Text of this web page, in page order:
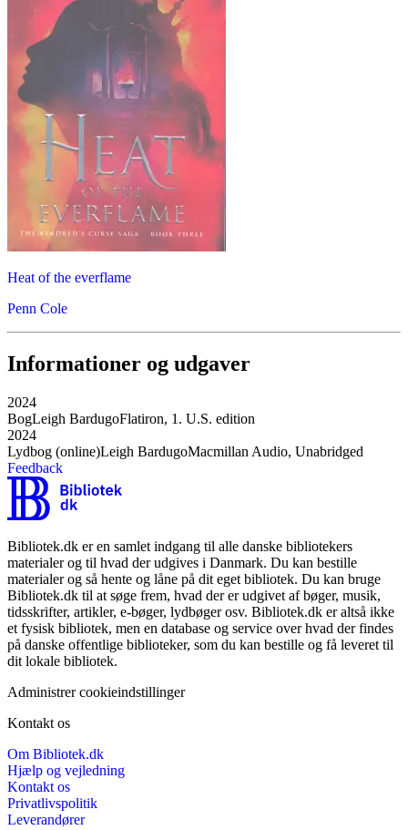
Heat of the everflame
Penn Cole
Informationer og udgaver
2024
BogLeigh BardugoFlatiron, 1. U.S. edition
2024
Lydbog (online)Leigh BardugoMacmillan Audio, Unabridged
Feedback
Bibliotek.dk er en samlet indgang til alle danske bibliotekers
materialer og til hvad der udgives i Danmark. Du kan bestille
materialer og så hente og låne på dit eget bibliotek. Du kan bruge
Bibliotek.dk til at søge frem, hvad der er udgivet af bøger, musik,
tidsskrifter, artikler, e-bøger, lydbøger osv. Bibliotek.dk er altså ikke
et fysisk bibliotek, men en database og service over hvad der findes
på danske offentlige biblioteker, som du kan bestille og få leveret til
dit lokale bibliotek.
Administrer cookieindstillinger
Kontakt os
Om Bibliotek.dk
Hjælp og vejledning
Kontakt os
Privatlivspolitik
Leverandører